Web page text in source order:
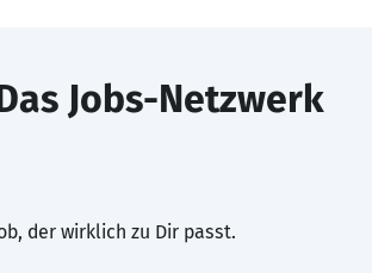
Jobs-Netzwerk
der wirklich zu Dir passt.